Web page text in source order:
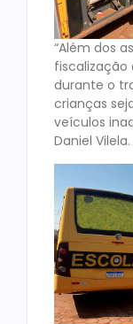
“Além dos
fiscalização
durante o
crianças
veículos
Daniel Vilela.